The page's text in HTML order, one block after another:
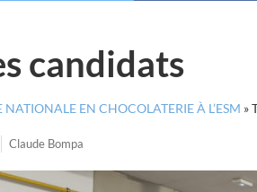
candidats
NATIONALE EN CHOCOLATERIE À L’ESM »
Claude Bompa